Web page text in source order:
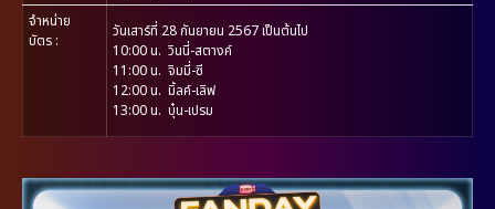
จำหน่าย
บัตร :
วันเสาร์ที่ 28 กันยายน 2567 เป็นต้นไป
10:00 น. วินนี่-สตางค์
11:00 น. จิมมี่-ซี
12:00 น. มิ้ลค์-เลิฟ
13:00 น. บุ๋น-เปรม